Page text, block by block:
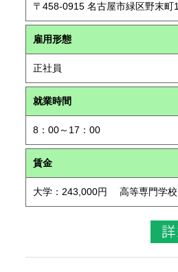
〒458-0915 名古屋市緑区野末町
雇用形態
正社員
就業時間
8：00～17：00
賃金
大学：243,000円 高等専門学